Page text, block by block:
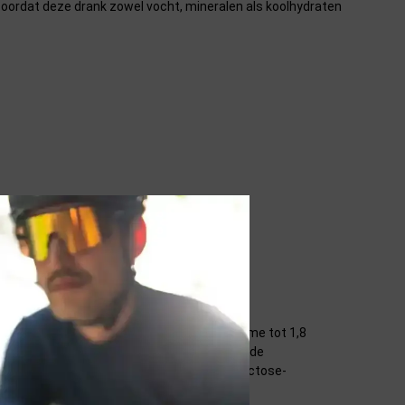
deze drank zowel vocht, mineralen als koolhydraten
2:1, voor totale koolhydraatinname tot 1,8
of fructose, waarbij twee verschillende
worden door de 2:1 glucose/fructose-